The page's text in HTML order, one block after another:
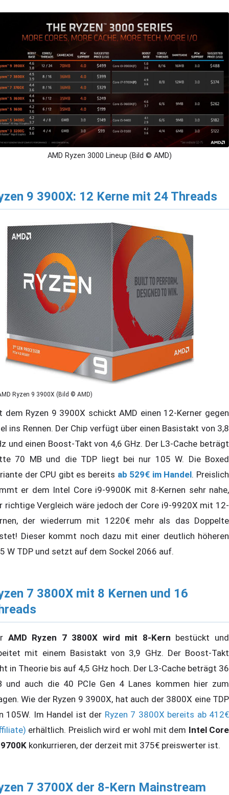
AMD Ryzen 3000 Lineup (Bild © AMD)
9 3900X: 12 Kerne mit 24 Threads
Ryzen 9 3900X (Bild © AMD)
dem Ryzen 9 3900X schickt AMD einen 12-Kerner gegen
ins Rennen. Der Chip verfügt über einen Basistakt von 3,8
und einen Boost-Takt von 4,6 GHz. Der L3-Cache beträgt
70 MB und die TDP liegt bei nur 105 W. Die Boxed
der CPU gibt es bereits ab 529€ im Handel. Preislich
er dem Intel Core i9-9900K mit 8-Kernen sehr nahe,
richtige Vergleich wäre jedoch der Core i9-9920X mit 12-
der wiederrum mit 1220€ mehr als das Doppelte
Dieser kommt noch dazu mit einer deutlich höheren
W TDP und setzt auf dem Sockel 2066 auf.
7 3800X mit 8 Kernen und 16
AMD Ryzen 7 3800X wird mit 8-Kern bestückt und
mit einem Basistakt von 3,9 GHz. Der Boost-Takt
in Theorie bis auf 4,5 GHz hoch. Der L3-Cache beträgt 36
und auch die 40 PCIe Gen 4 Lanes kommen hier zum
Wie der Ryzen 9 3900X, hat auch der 3800X eine TDP
105W. Im Handel ist der Ryzen 7 3800X bereits ab 412€
erhältlich. Preislich wird er wohl mit dem Intel Core
konkurrieren, der derzeit mit 375€ preiswerter ist.
7 3700X der 8-Kern Mainstream